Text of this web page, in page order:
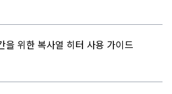
을 위한 복사열 히터 사용 가이드